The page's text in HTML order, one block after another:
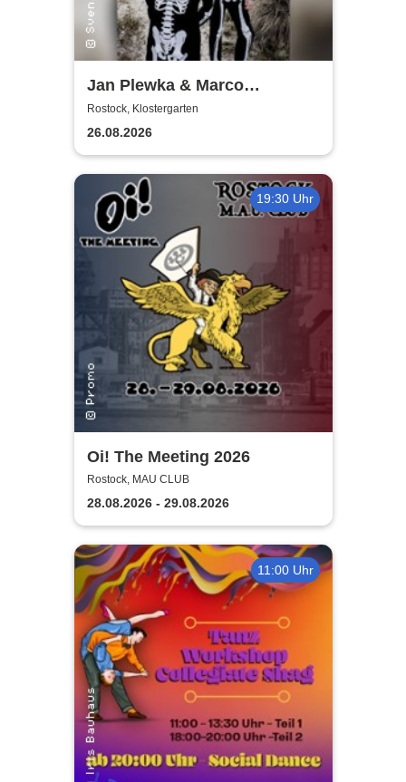
Jan Plewka & Marco
Schmedtje - Between the
Lights
Rostock, Klostergarten
26.08.2026
19:30 Uhr
Oi! The Meeting 2026
Rostock, MAU CLUB
28.08.2026 - 29.08.2026
11:00 Uhr